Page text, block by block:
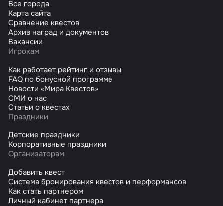
Все города
Карта сайта
Сравнение квестов
Архив наград и документов
Вакансии
Игрокам
Как работает рейтинг и отзывы
FAQ по бонусной программе
Новости «Мира Квестов»
СМИ о нас
Статьи о квестах
Праздники
Детские праздники
Корпоративные праздники
Организаторам
Добавить квест
Система бронирования квестов и перформансов
Как стать партнером
Личный кабинет партнера